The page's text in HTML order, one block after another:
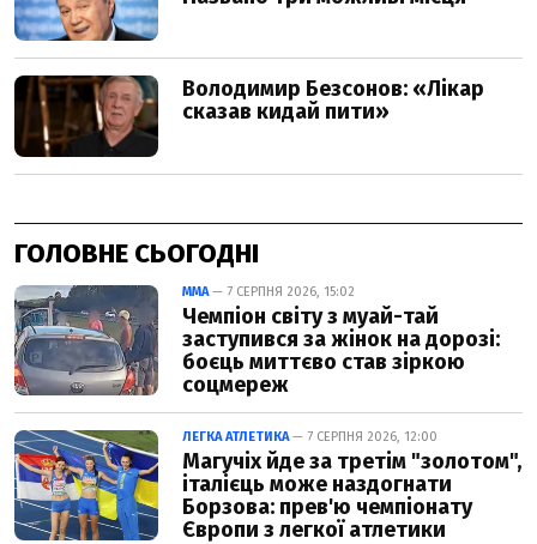
ГОЛОВНЕ СЬОГОДНІ
ММА— 7 СЕРПНЯ 2026, 15:02
Чемпіон світу з муай-тай
заступився за жінок на дорозі:
боєць миттєво став зіркою
соцмереж
ЛЕГКА АТЛЕТИКА— 7 СЕРПНЯ 2026, 12:00
Магучіх йде за третім "золотом",
італієць може наздогнати
Борзова: прев'ю чемпіонату
Європи з легкої атлетики